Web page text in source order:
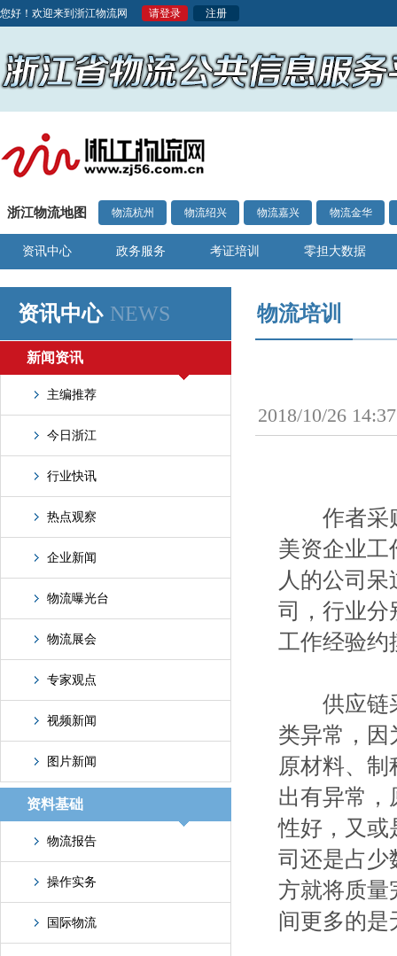
您好！欢迎来到浙江物流网 请登录 注册
浙江物流地图 物流杭州 物流绍兴 物流嘉兴 物流金华
资讯中心 政务服务 考证培训 零担大数据
资讯中心 NEWS
新闻资讯
主编推荐
今日浙江
行业快讯
热点观察
企业新闻
物流曝光台
物流展会
专家观点
视频新闻
图片新闻
资料基础
物流报告
操作实务
国际物流
物流培训
2018/10/26
作者采购
美资企业工
人的公司
司，行业分
工作经验约
供应链采
类异常，因
原材料、
出有异常，
性好，又或
司还是占少
方就将质量
间更多的是